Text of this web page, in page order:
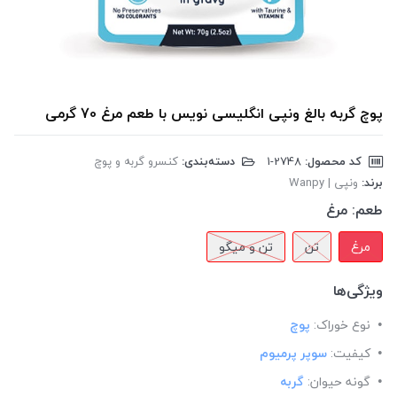
پوچ گربه بالغ ونپی انگلیسی نویس با طعم مرغ 70 گرمی
کد محصول: دسته‌بندی: کنسرو گربه و پوچ
برند: ونپی | Wanpy
طعم: مرغ
مرغ تن تن و میگو
ویژگی‌ها
نوع خوراک: پوچ
کیفیت: سوپر پرمیوم
گونه حیوان: گربه